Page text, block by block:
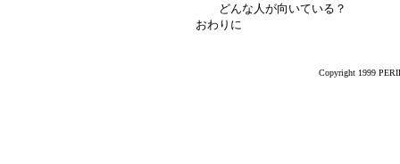
どんな人が向いている？
おわりに
Copyright 1999